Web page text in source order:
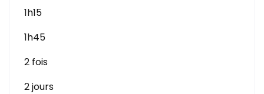
1h15
1h45
2 fois
2 jours